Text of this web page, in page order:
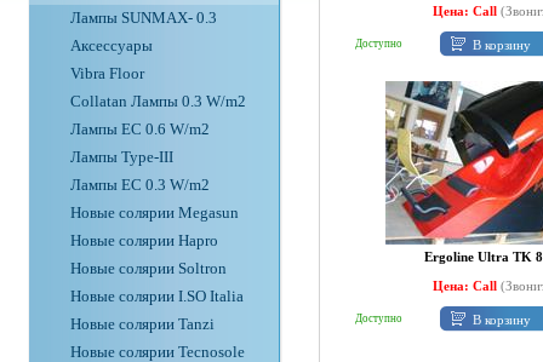
Лампы SUNMAX- 0.3
Аксессуары
Vibra Floor
Collatan Лампы 0.3 W/m2
Лампы ЕС 0.6 W/m2
Лампы Type-III
Лампы EC 0.3 W/m2
Новые солярии Megasun
Новые солярии Hapro
Новые солярии Soltron
Новые солярии I.SO Italia
Новые солярии Tanzi
Новые солярии Tecnosole
Цена: Call
Доступно В корзину
Ergoline Ultra TK
Цена: Call
Доступно В корзину